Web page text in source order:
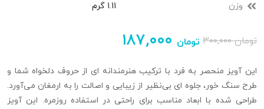
وزن 1.11 گرم
۳۰۰,۰۰۰تومان ۱۸۷,۰۰۰ تومان
این آویز منحصر به فرد با ترکیب هنرمندانه‌ ای از حروف دلخواه شما و
طرح سنگ‌ خور، جلوه‌ ای بی‌نظیر از زیبایی و اصالت را به ارمغان می‌آورد.
طراحی شده با ابعاد مناسب برای راحتی در استفاده روزمره. این آویز